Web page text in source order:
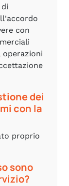
con
operazioni
dei
con la
proprio
sono